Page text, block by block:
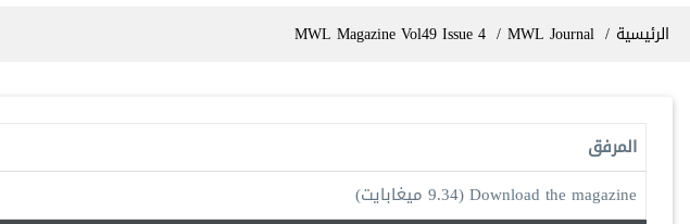
مسار التنقل
الرئيسية MWL Magazine Vol49 Issue 4
المرفق
Download the magazine(9.34 ميغابايت)